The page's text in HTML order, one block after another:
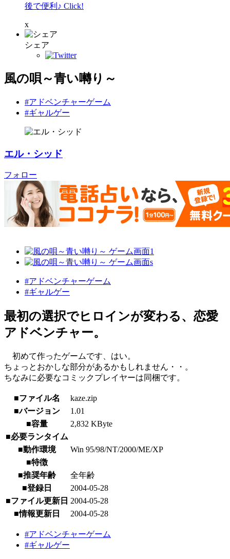
後で便利♪ Click!
x
シェア
風の唄～青い囀り～
#アドベンチャーゲーム
#ギャルゲー
エル・シッド
フォロー
#アドベンチャーゲーム
#ギャルゲー
最初の選択でヒロインが変わる、恋愛
アドベンチャー。
初めて作ったゲームです、はい。
ちょっとおかしな部分があるかもしれません・・。
ちなみに必要なコミックプレイヤーは同梱です。
■ファイル名
kaze.zip
■バージョン
1.01
■容量
2,832 KByte
■必要ランタイム
■動作環境
Win 95/98/NT/2000/ME/XP
■特徴
■推奨年齢
全年齢
■登録日
2004-05-28
■ファイル更新日 2004-05-28
■情報更新日
2004-05-28
#アドベンチャーゲーム
#ギャルゲー